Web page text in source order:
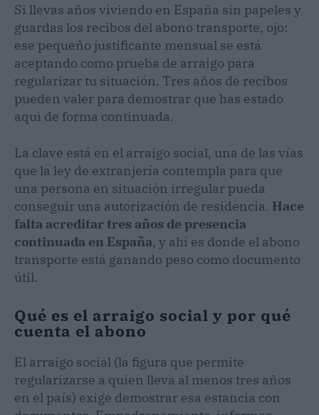
Si llevas años viviendo en España sin papeles y
guardas los recibos del abono transporte, ojo:
ese pequeño justificante mensual se está
aceptando como prueba de arraigo para
regularizar tu situación. Tres años de recibos
pueden valer para demostrar que has estado
aquí de forma continuada.
La clave está en el arraigo social, una de las vías
que la ley de extranjería contempla para que
una persona en situación irregular pueda
conseguir una autorización de residencia. Hace
falta acreditar tres años de presencia
continuada en España, y ahí es donde el abono
transporte está ganando peso como documento
útil.
Qué es el arraigo social y por qué
cuenta el abono
El arraigo social (la figura que permite
regularizarse a quien lleva al menos tres años
en el país) exige demostrar esa estancia con